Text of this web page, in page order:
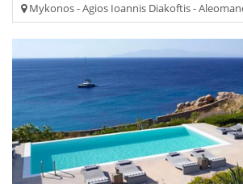
Mykonos - Agios Ioannis Diakoftis -